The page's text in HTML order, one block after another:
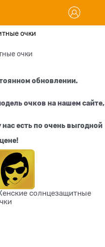
очки
очки
обновлении.
очков на нашем сайте,
есть по очень выгодной
солнцезащитные